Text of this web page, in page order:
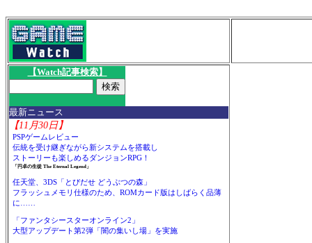
【Watch記事検索】
最新ニュース
【11月30日】
PSPゲームレビュー
伝統を受け継ぎながら新システムを搭載し
ストーリーも楽しめるダンジョンRPG！
「円卓の生徒 The Eternal Legend」
任天堂、3DS「とびだせ どうぶつの森」
フラッシュメモリ仕様のため、ROMカード版はしばらく品薄
に……
「ファンタシースターオンライン2」
大型アップデート第2弾「闇の集いし場」を実施